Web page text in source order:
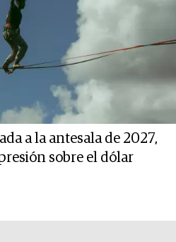
a la antesala de 2027,
sobre el dólar